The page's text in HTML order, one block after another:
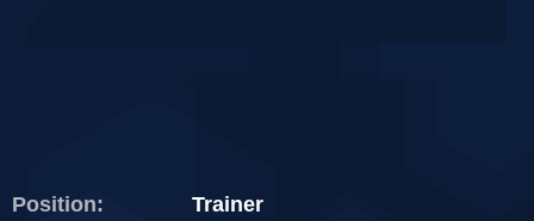
Position:
Trainer